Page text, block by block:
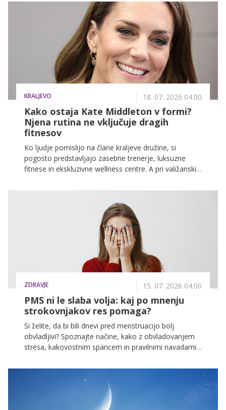
KRALJEVO 18. 07. 2026 04.00
Kako ostaja Kate Middleton v formi?
Njena rutina ne vključuje dragih
fitnesov
Ko ljudje pomislijo na člane kraljeve družine, si
pogosto predstavljajo zasebne trenerje, luksuzne
fitnese in ekskluzivne wellness centre. A pri valižanski
ZDRAVJE 15. 07. 2026 04.00
PMS ni le slaba volja: kaj po mnenju
strokovnjakov res pomaga?
Si želite, da bi bili dnevi pred menstruacijo bolj
obvladljivi? Spoznajte načine, kako z obvladovanjem
stresa, kakovostnim spancem in pravilnimi navadami
samozavestno.